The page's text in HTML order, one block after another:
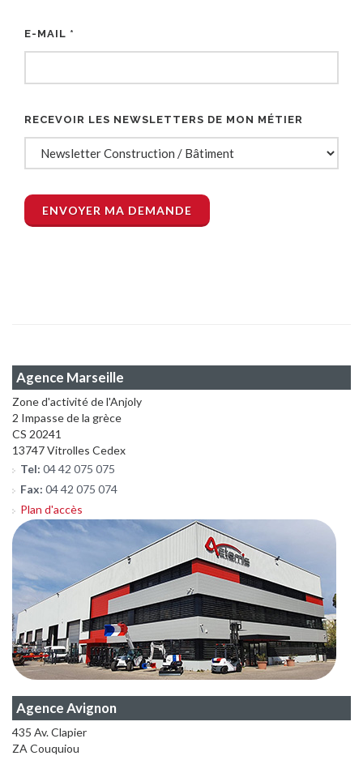
E-MAIL *
RECEVOIR LES NEWSLETTERS DE MON MÉTIER
Agence Marseille
Zone d'activité de l'Anjoly
2 Impasse de la grèce
CS 20241
13747 Vitrolles Cedex
Tel: 04 42 075 075
Fax: 04 42 075 074
Plan d'accès
Agence Avignon
435 Av. Clapier
ZA Couquiou